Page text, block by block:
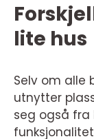
lite hus
Selv om alle
utnytter
seg også